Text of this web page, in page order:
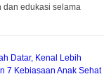
dan edukasi selama
Datar, Kenal Lebih
7 Kebiasaan Anak Sehat